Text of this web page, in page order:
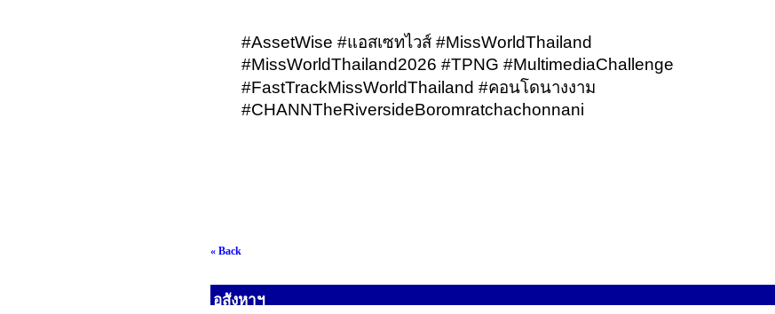
#AssetWise #แอสเซทไวส์ #MissWorldThailand
#MissWorldThailand2026 #TPNG #MultimediaChallenge
#FastTrackMissWorldThailand #คอนโดนางงาม
#CHANNTheRiversideBoromratchachonnani
« Back
อสังหาฯ